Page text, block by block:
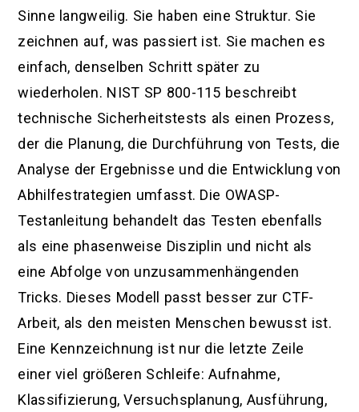
Sinne langweilig. Sie haben eine Struktur. Sie
zeichnen auf, was passiert ist. Sie machen es
einfach, denselben Schritt später zu
wiederholen. NIST SP 800-115 beschreibt
technische Sicherheitstests als einen Prozess,
der die Planung, die Durchführung von Tests, die
Analyse der Ergebnisse und die Entwicklung von
Abhilfestrategien umfasst. Die OWASP-
Testanleitung behandelt das Testen ebenfalls
als eine phasenweise Disziplin und nicht als
eine Abfolge von unzusammenhängenden
Tricks. Dieses Modell passt besser zur CTF-
Arbeit, als den meisten Menschen bewusst ist.
Eine Kennzeichnung ist nur die letzte Zeile
einer viel größeren Schleife: Aufnahme,
Klassifizierung, Versuchsplanung, Ausführung,